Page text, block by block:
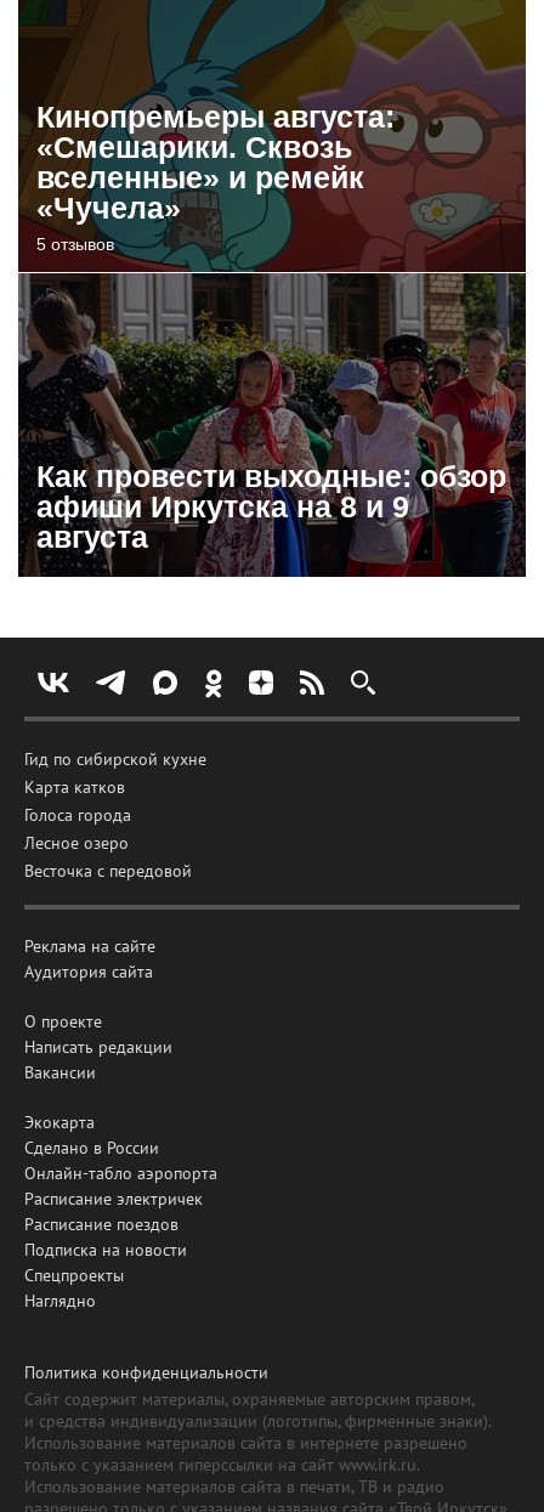
Кинопремьеры августа:
«Смешарики. Сквозь
вселенные» и ремейк
«Чучела»
5 отзывов
Как провести выходные: обзор
афиши Иркутска на 8 и 9
августа
Гид по сибирской кухне
Карта катков
Голоса города
Лесное озеро
Весточка с передовой
Реклама на сайте
Аудитория сайта
О проекте
Написать редакции
Вакансии
Экокарта
Сделано в России
Онлайн-табло аэропорта
Расписание электричек
Расписание поездов
Подписка на новости
Спецпроекты
Наглядно
Политика конфиденциальности
Сайт содержит материалы, охраняемые авторским правом,
и средства индивидуализации (логотипы, фирменные знаки).
Использование материалов сайта в интернете разрешено
только с указанием гиперссылки на сайт www.irk.ru.
Использование материалов сайта в печати, ТВ и радио